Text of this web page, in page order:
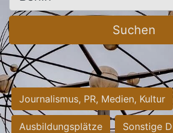
Suchen
Journalismus, PR, Medien, Kultur
Ausbildungsplätze Sonstige